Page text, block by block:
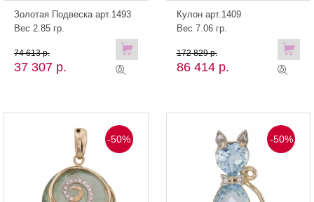
Золотая Подвеска арт.1493
Вес 2.85 гр.
37 307 р.
74 613 р.
Кулон арт.1409
Вес 7.06 гр.
86 414 р.
172 829 р.
-50% -50%